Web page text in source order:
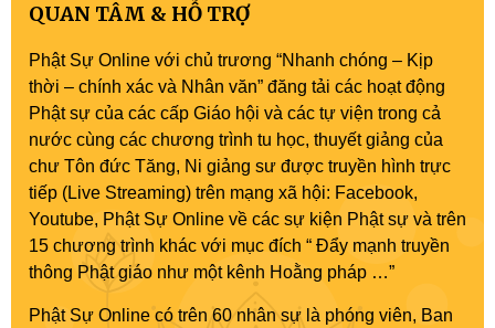
QUAN TÂM & HỖ TRỢ
Phật Sự Online với chủ trương “Nhanh chóng – Kịp
thời – chính xác và Nhân văn” đăng tải các hoạt động
Phật sự của các cấp Giáo hội và các tự viện trong cả
nước cùng các chương trình tu học, thuyết giảng của
chư Tôn đức Tăng, Ni giảng sư được truyền hình trực
tiếp (Live Streaming) trên mạng xã hội: Facebook,
Youtube, Phật Sự Online về các sự kiện Phật sự và trên
15 chương trình khác với mục đích “ Đẩy mạnh truyền
thông Phật giáo như một kênh Hoằng pháp …”
Phật Sự Online có trên 60 nhân sự là phóng viên, Ban